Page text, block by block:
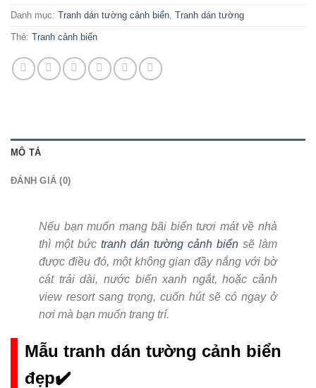
Danh mục: Tranh dán tường cảnh biển Tranh dán tường
Thẻ: Tranh cảnh biển
MÔ TẢ
ĐÁNH GIÁ (0)
Nếu bạn muốn mang bãi biển tươi mát về nhà
thì một bức tranh dán tường cảnh biển sẽ làm
được điều đó, một không gian đầy nắng với bờ
cát trải dài, nước biển xanh ngắt, hoặc cảnh
view resort sang trọng, cuốn hút sẽ có ngay ở
nơi mà bạn muốn trang trí.
Mẫu tranh dán tường cảnh biển
đẹp✔️